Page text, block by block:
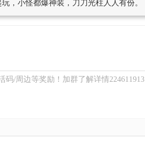
，小怪都爆神装，刀刀光柱人人有份。
码/周边等奖励！加群了解详情224611913